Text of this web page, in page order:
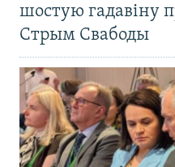
шостую гадавіну
Стрым Свабоды